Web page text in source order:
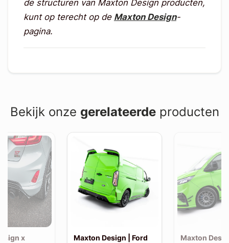
de structuren van Maxton Design producten,
kunt op terecht op de Maxton Design-
pagina.
Bekijk onze gerelateerdeproducten
x
Maxton Design | Ford
Maxton